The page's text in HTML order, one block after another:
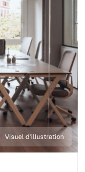
Visuel d'illustration